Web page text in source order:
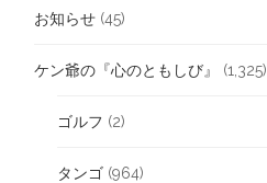
お知らせ (45)
ケン爺の『心のともしび』 (1,325)
ゴルフ (2)
タンゴ (964)